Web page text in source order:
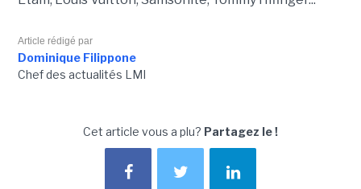
Article rédigé par
Dominique Filippone
Chef des actualités LMI
Cet article vous a plu? Partagez le !